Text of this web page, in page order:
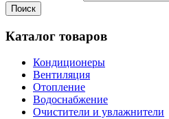
Каталог товаров
Кондиционеры
Вентиляция
Отопление
Водоснабжение
Очистители и увлажнители